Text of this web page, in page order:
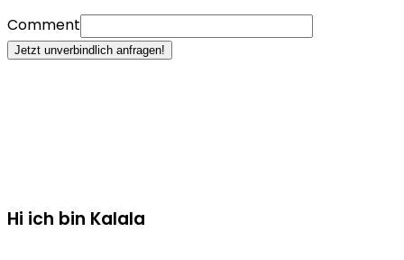
Comment
Jetzt unverbindlich anfragen!
Hi ich bin Kalala